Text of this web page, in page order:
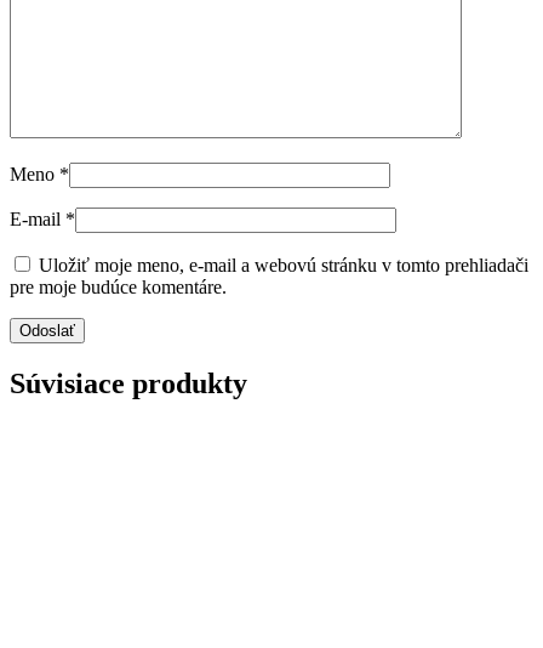
Meno *
E-mail *
Uložiť moje meno, e-mail a webovú stránku v tomto prehliadači
pre moje budúce komentáre.
Súvisiace produkty